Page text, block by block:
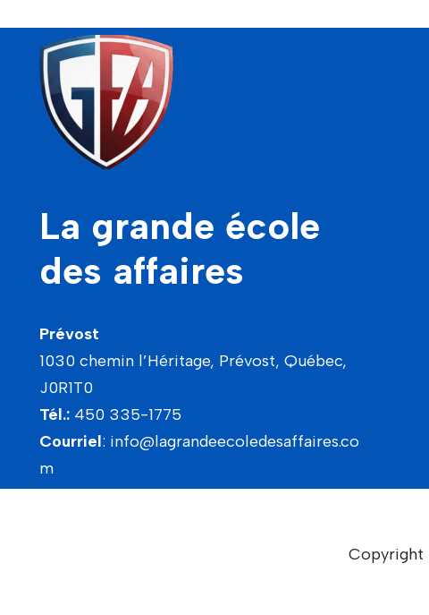
La grande école
des affaires
Prévost
1030 chemin l’Héritage, Prévost, Québec,
J0R1T0
Tél.: 450 335-1775
Courriel: info@lagrandeecoledesaffaires.co
m
Copyright